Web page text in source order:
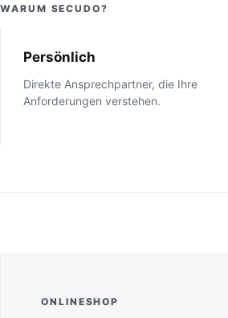
WARUM SECUDO?
Persönlich
Direkte Ansprechpartner, die Ihre
Anforderungen verstehen.
ONLINESHOP